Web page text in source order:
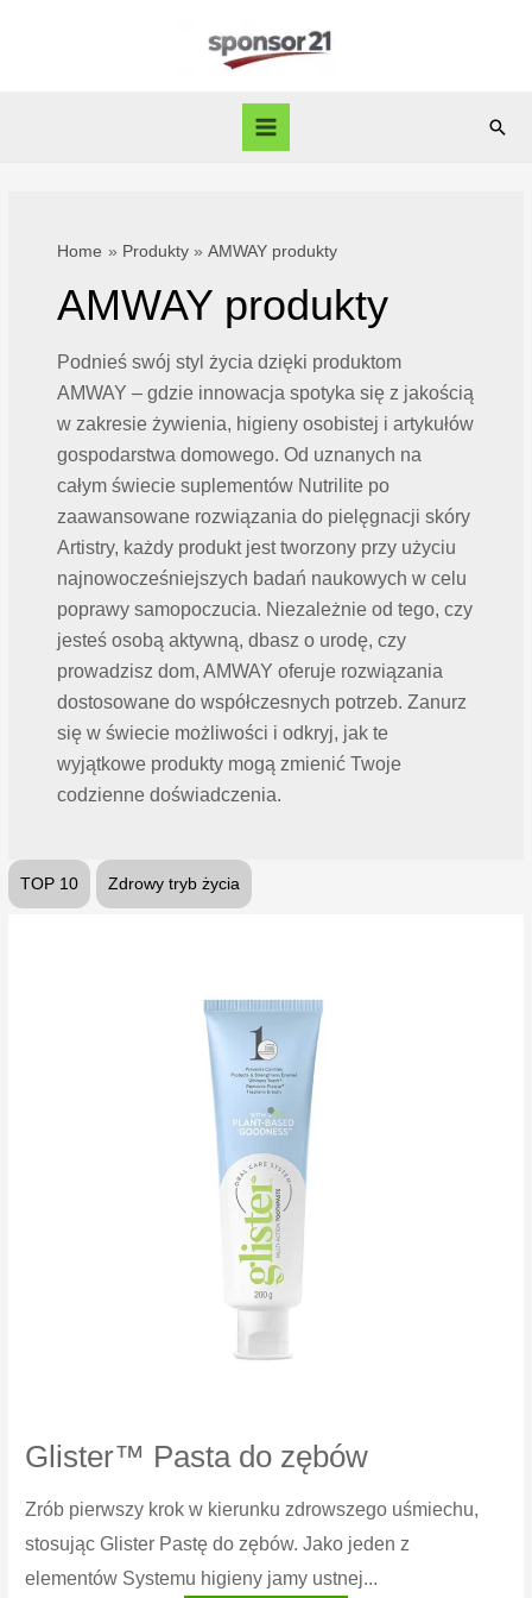
Main
Home Produkty AMWAY produkty
AMWAY produkty
Podnieś swój styl życia dzięki produktom
AMWAY – gdzie innowacja spotyka się z jakością
w zakresie żywienia, higieny osobistej i artykułów
gospodarstwa domowego. Od uznanych na
całym świecie suplementów Nutrilite po
zaawansowane rozwiązania do pielęgnacji skóry
Artistry, każdy produkt jest tworzony przy użyciu
najnowocześniejszych badań naukowych w celu
poprawy samopoczucia. Niezależnie od tego, czy
jesteś osobą aktywną, dbasz o urodę, czy
prowadzisz dom, AMWAY oferuje rozwiązania
dostosowane do współczesnych potrzeb. Zanurz
się w świecie możliwości i odkryj, jak te
wyjątkowe produkty mogą zmienić Twoje
codzienne doświadczenia.
TOP 10 Zdrowy tryb życia
Glister™ Pasta do zębów
Zrób pierwszy krok w kierunku zdrowszego uśmiechu,
stosując Glister Pastę do zębów. Jako jeden z
elementów Systemu higieny jamy ustnej...